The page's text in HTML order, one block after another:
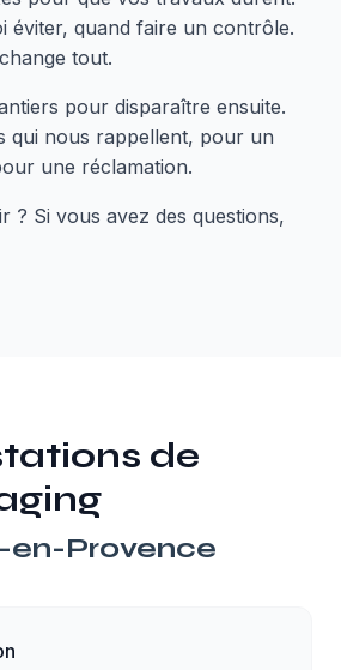
éviter, quand faire un contrôle.
tout.
pour disparaître ensuite.
qui nous rappellent, pour un
une réclamation.
? Si vous avez des questions,
de
en-Provence